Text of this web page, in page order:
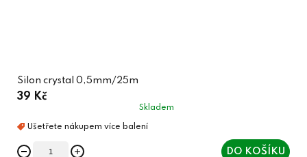
Silon crystal 0,5mm/25m
39 Kč
Skladem
DO KOŠÍKU